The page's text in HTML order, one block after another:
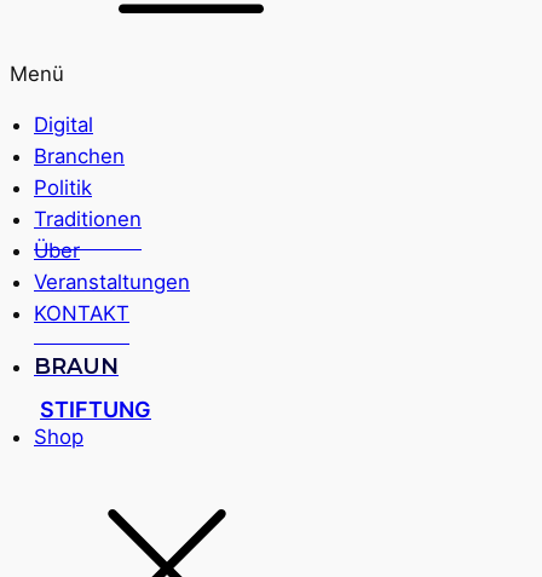
Menü
Digital
Branchen
Politik
Traditionen
Über
Veranstaltungen
KONTAKT
BRAUN
STIFTUNG
Shop